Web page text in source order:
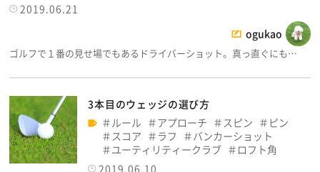
2019.06.21
ogukao
ゴルフで１番の見せ場でもあるドライバーショット。真っ直ぐにも…
3本目のウェッジの選び方
ルール
アプローチ スピン
ピン
スコア
ラフ
バンカーショット
ユーティリティークラブ
ロフト角
2019.06.10